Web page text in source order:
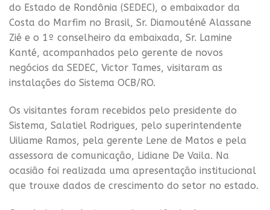
do Estado de Rondônia (SEDEC), o embaixador da
Costa do Marfim no Brasil, Sr. Diamouténé Alassane
Zié e o 1º conselheiro da embaixada, Sr. Lamine
Kanté, acompanhados pelo gerente de novos
negócios da SEDEC, Victor Tames, visitaram as
instalações do Sistema OCB/RO.
Os visitantes foram recebidos pelo presidente do
Sistema, Salatiel Rodrigues, pelo superintendente
Uiliame Ramos, pela gerente Lene de Matos e pela
assessora de comunicação, Lidiane De Vaila. Na
ocasião foi realizada uma apresentação institucional
que trouxe dados de crescimento do setor no estado.